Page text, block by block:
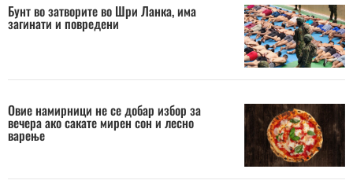
Бунт во затворите во Шри Ланка, има
загинати и повредени
Овие намирници не се добар избор за
вечера ако сакате мирен сон и лесно
варење